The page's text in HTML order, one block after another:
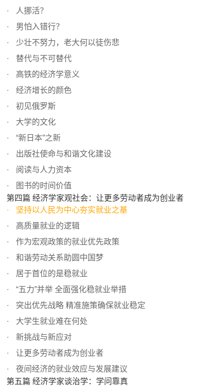
人挪活？
男怕入错行？
少壮不努力，老大何以徒伤悲
替代与不可替代
高铁的经济学意义
经济增长的颜色
初见俄罗斯
大学的文化
“新日本”之新
出版社使命与和谐文化建设
阅读与人力资本
图书的时间价值
第四篇 经济学家观社会：让更多劳动者成为创业者
坚持以人民为中心夯实就业之基
高质量就业的逻辑
作为宏观政策的就业优先政策
和谐劳动关系助圆中国梦
居于首位的是稳就业
“五力”并举 全面强化稳就业举措
突出优先战略 精准施策确保就业稳定
大学生就业难在何处
新挑战与新应对
让更多劳动者成为创业者
夜间经济的就业效应与发展建议
第五篇 经济学家谈治学：学问靠真